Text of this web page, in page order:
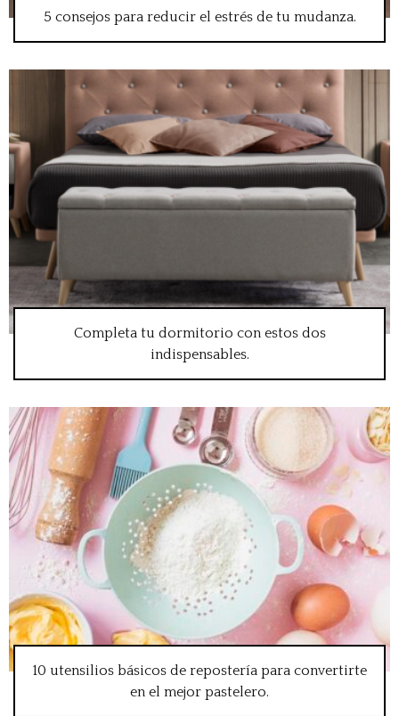
5 consejos para reducir el estrés de tu mudanza.
Completa tu dormitorio con estos dos
indispensables.
10 utensilios básicos de repostería para convertirte
en el mejor pastelero.